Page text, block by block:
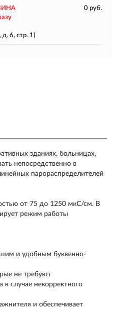
0 руб.
6, стр. 1)
зданиях, больницах,
непосредственно в
парораспределителей
от 75 до 1250 мкС/см. В
режим работы
и удобным буквенно-
не требуют
случае некорректного
и обеспечивает